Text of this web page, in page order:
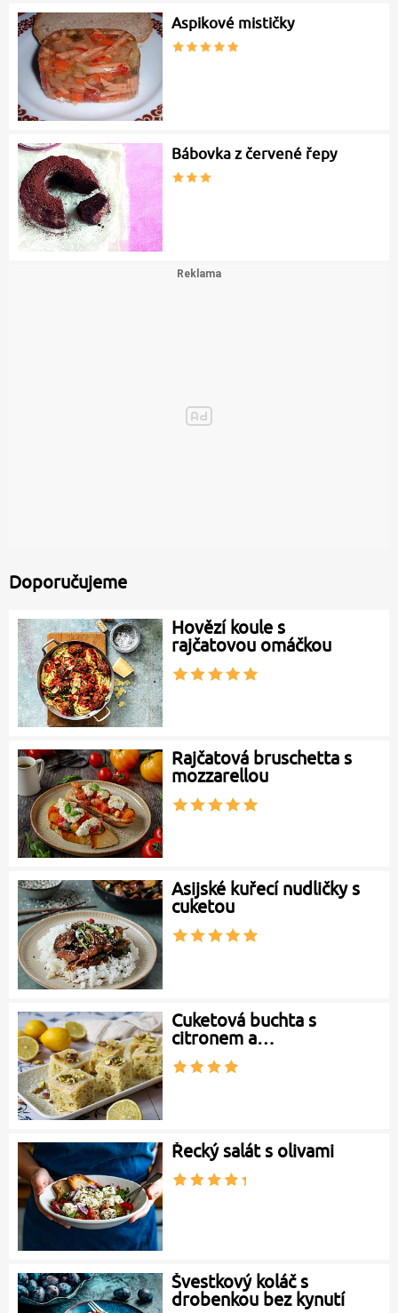
Aspikové mističky
Bábovka z červené řepy
Doporučujeme
Hovězí koule s
rajčatovou omáčkou
Rajčatová bruschetta s
mozzarellou
Asijské kuřecí nudličky s
cuketou
Cuketová buchta s
citronem a…
Řecký salát s olivami
Švestkový koláč s
drobenkou bez kynutí